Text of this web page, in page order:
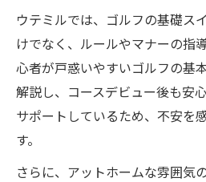
ウテミルでは、ゴルフの基礎ス
けでなく、ルールやマナーの指
心者が戸惑いやすいゴルフの基
解説し、コースデビュー後も安
サポートしているため、不安を
す。
さらに、アットホームな雰囲気